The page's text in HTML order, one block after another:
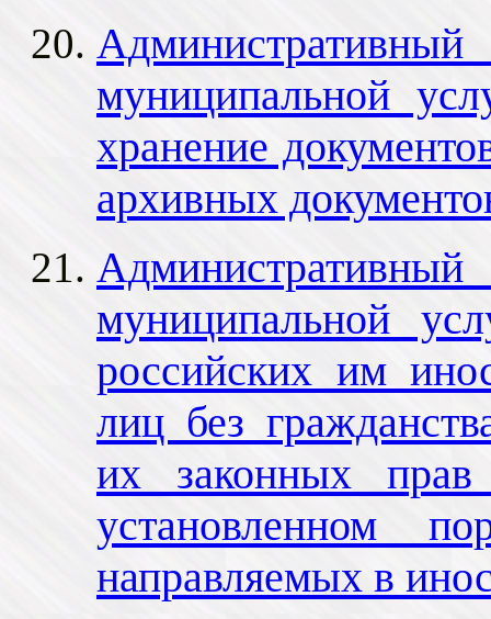
Административный
муниципальной
хранение
архивных
Административный
муниципальной
российских им
лиц без
их законных
установленном
направляемых в